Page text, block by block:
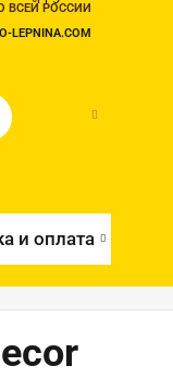
ВСЕЙ РОССИИ
LEPNINA.COM
и оплата